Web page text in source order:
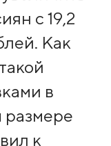
с 19,2
Как
в
к